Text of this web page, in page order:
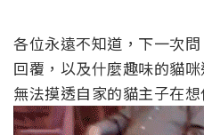
各位永遠不知道，下一次
回覆，以及什麼趣味的貓
無法摸透自家的貓主子在想